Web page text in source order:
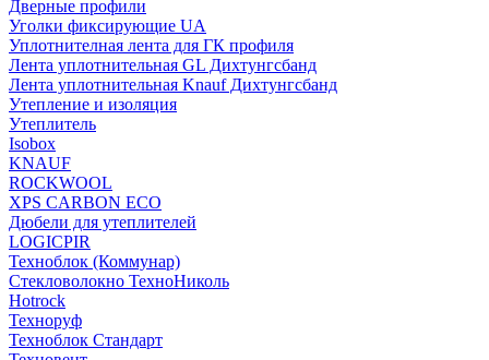
Дверные профили
Уголки фиксирующие UA
Уплотнителная лента для ГК профиля
Лента уплотнительная GL Дихтунгсбанд
Лента уплотнительная Knauf Дихтунгсбанд
Утепление и изоляция
Утеплитель
Isobox
KNAUF
ROCKWOOL
XPS CARBON ECO
Дюбели для утеплителей
LOGICPIR
Техноблок (Коммунар)
Стекловолокно ТехноНиколь
Hotrock
Технoруф
Техноблок Стандарт